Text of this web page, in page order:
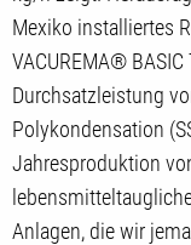
Mexiko installiertes
VACUREMA®
Durchsatzleistung
Polykondensation
Jahresproduktion
Anlagen, die wir